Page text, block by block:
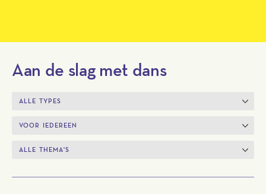
Aan de slag met dans
Overzicht activiteiten